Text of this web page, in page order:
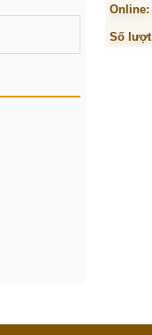
Online:
Số lượt